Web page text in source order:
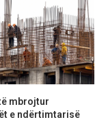
mbrojtur
e ndërtimtarisë